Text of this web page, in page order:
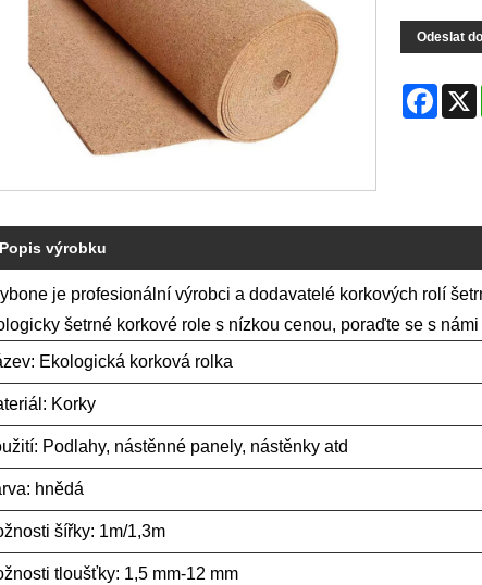
Odeslat
Popis výrobku
je profesionální výrobci a dodavatelé korkových rolí
šetrné korkové role s nízkou cenou, poraďte se s námi
Ekologická korková rolka
Korky
Podlahy, nástěnné panely, nástěnky atd
hnědá
šířky: 1m/1,3m
tloušťky: 1,5 mm-12 mm